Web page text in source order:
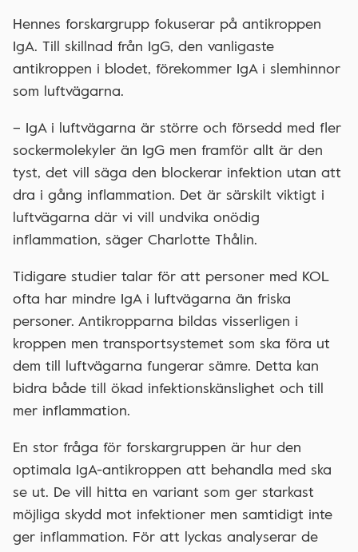
Hennes forskargrupp fokuserar på antikroppen
IgA. Till skillnad från IgG, den vanligaste
antikroppen i blodet, förekommer IgA i slemhinnor
som luftvägarna.
– IgA i luftvägarna är större och försedd med fler
sockermolekyler än IgG men framför allt är den
tyst, det vill säga den blockerar infektion utan att
dra i gång inflammation. Det är särskilt viktigt i
luftvägarna där vi vill undvika onödig
inflammation, säger Charlotte Thålin.
Tidigare studier talar för att personer med KOL
ofta har mindre IgA i luftvägarna än friska
personer. Antikropparna bildas visserligen i
kroppen men transportsystemet som ska föra ut
dem till luftvägarna fungerar sämre. Detta kan
bidra både till ökad infektionskänslighet och till
mer inflammation.
En stor fråga för forskargruppen är hur den
optimala IgA-antikroppen att behandla med ska
se ut. De vill hitta en variant som ger starkast
möjliga skydd mot infektioner men samtidigt inte
ger inflammation. För att lyckas analyserar de